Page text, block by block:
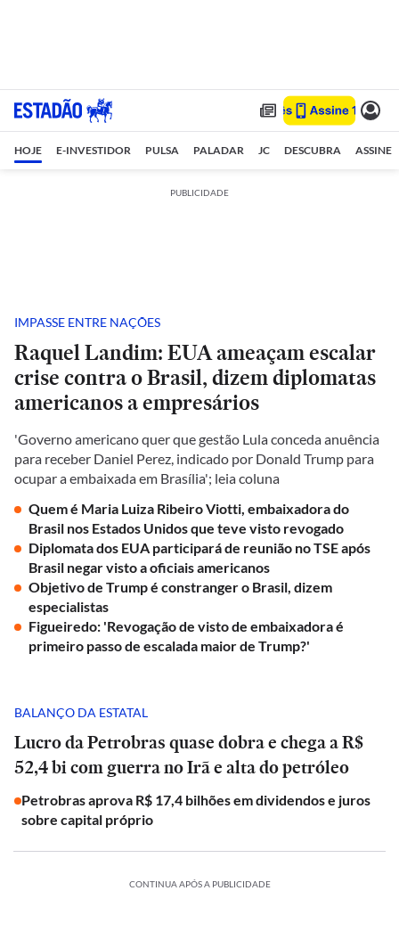
HOJE E-INVESTIDOR PULSA PALADAR JC DESCUBRA ASSINE
PUBLICIDADE
IMPASSE ENTRE NAÇÕES
Raquel Landim: EUA ameaçam escalar
crise contra o Brasil, dizem diplomatas
americanos a empresários
'Governo americano quer que gestão Lula conceda anuência
para receber Daniel Perez, indicado por Donald Trump para
ocupar a embaixada em Brasília'; leia coluna
Quem é Maria Luiza Ribeiro Viotti, embaixadora do
Brasil nos Estados Unidos que teve visto revogado
Diplomata dos EUA participará de reunião no TSE após
Brasil negar visto a oficiais americanos
Objetivo de Trump é constranger o Brasil, dizem
especialistas
Figueiredo: 'Revogação de visto de embaixadora é
primeiro passo de escalada maior de Trump?'
BALANÇO DA ESTATAL
Lucro da Petrobras quase dobra e chega a R$
52,4 bi com guerra no Irã e alta do petróleo
Petrobras aprova R$ 17,4 bilhões em dividendos e juros
sobre capital próprio
CONTINUA APÓS A PUBLICIDADE